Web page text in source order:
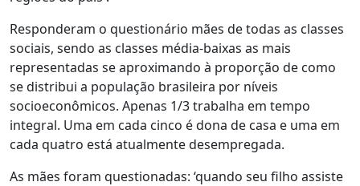
Responderam o questionário mães de todas as classes
sociais, sendo as classes média-baixas as mais
representadas se aproximando à proporção de como
se distribui a população brasileira por níveis
socioeconômicos. Apenas 1/3 trabalha em tempo
integral. Uma em cada cinco é dona de casa e uma em
cada quatro está atualmente desempregada.
As mães foram questionadas: ‘quando seu filho assiste